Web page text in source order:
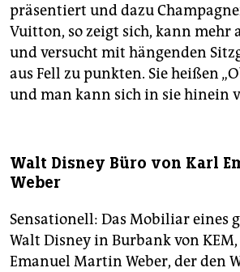
präsentiert und dazu
Vuitton, so zeigt sich, kann mehr
und versucht mit hängenden
aus Fell zu punkten. Sie heißen
und man kann sich in sie hinein
Walt Disney Büro von Karl
Weber
Sensationell: Das Mobiliar eines
Walt Disney in Burbank von
Emanuel Martin Weber, der den